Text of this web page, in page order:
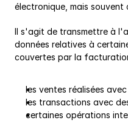
électronique, mais souvent
Il s'agit de transmettre à
données relatives à
couvertes par la
les ventes réalisées
les transactions avec
certaines opérations